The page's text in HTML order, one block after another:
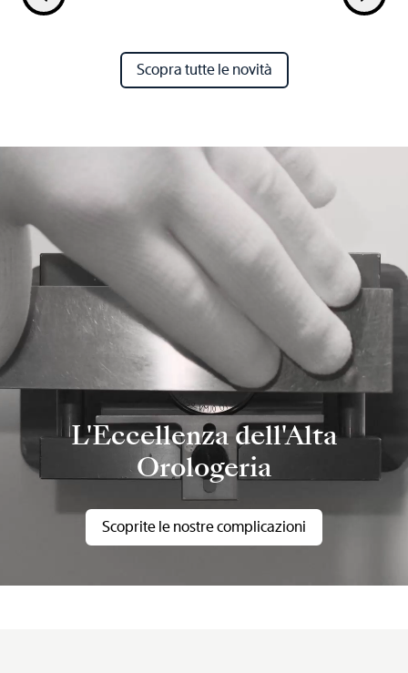
Scopra tutte le novità
L'Eccellenza dell'Alta
Orologeria
Scoprite le nostre complicazioni